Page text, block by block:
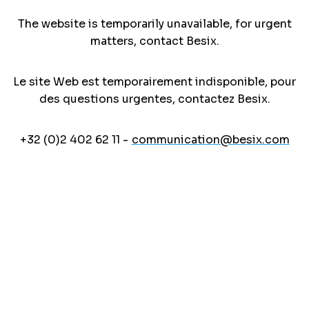
The website is temporarily unavailable, for urgent
matters, contact Besix.
Le site Web est temporairement indisponible, pour
des questions urgentes, contactez Besix.
+32 (0)2 402 62 11 - communication@besix.com